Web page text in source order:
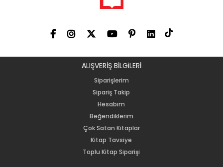
ALIŞVERİŞ BİLGiLERİ
Siparişlerim
Sipariş Takip
Hesabım
Beğendiklerim
Çok Satan Kitaplar
Kitap Tavsiye
Toplu Kitap Siparişi